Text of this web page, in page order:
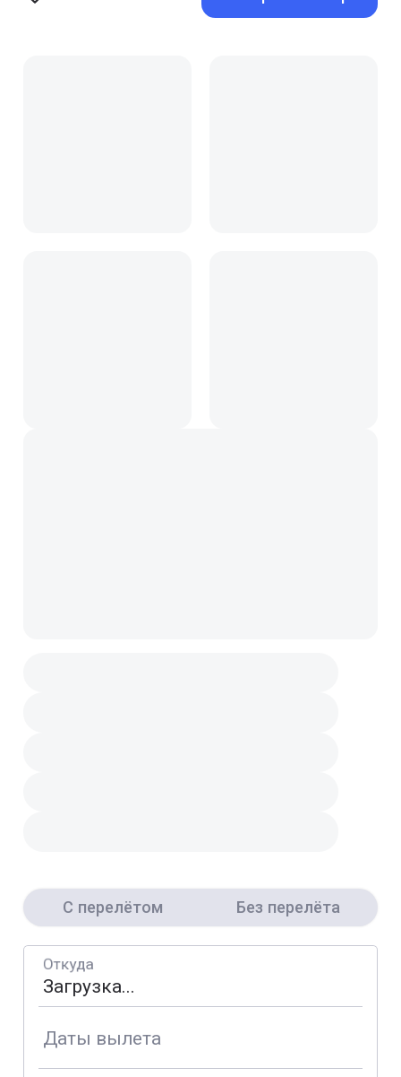
С перелётом Без перелёта
Откуда
Даты вылета